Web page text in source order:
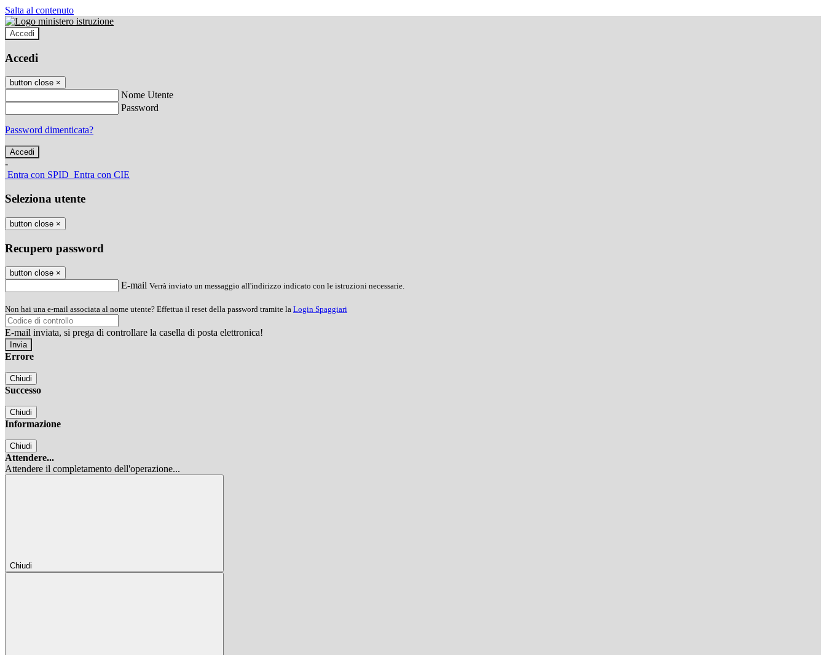
Salta al contenuto
Accedi
Accedi
button close ×
Nome Utente
Password
Password dimenticata?
-
Entra con SPID Entra con CIE
Seleziona utente
button close ×
Recupero password
button close ×
E-mail Verrà inviato un messaggio all'indirizzo indicato con le istruzioni necessarie.
Non hai una e-mail associata al nome utente? Effettua il reset della password tramite la Login Spaggiari
E-mail inviata, si prega di controllare la casella di posta elettronica!
Errore
Chiudi
Successo
Chiudi
Informazione
Chiudi
Attendere...
Attendere il completamento dell'operazione...
Chiudi